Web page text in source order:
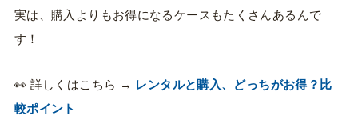
実は、購入よりもお得になるケースもたくさんあるんで
す！
👀 詳しくはこちら → レンタルと購入、どっちがお得？比
較ポイント